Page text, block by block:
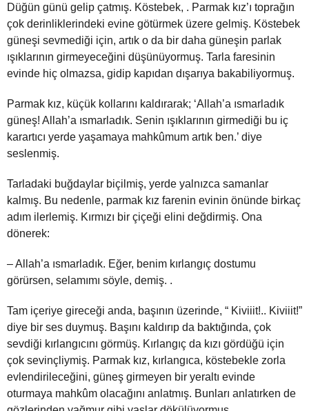
Düğün günü gelip çatmış. Köstebek, . Parmak kız’ı toprağın
çok derinliklerindeki evine götürmek üzere gelmiş. Köstebek
güneşi sevmediği için, artık o da bir daha güneşin parlak
ışıklarının girmeyeceğini düşünüyormuş. Tarla faresinin
evinde hiç olmazsa, gidip kapıdan dışarıya bakabiliyormuş.
Parmak kız, küçük kollarını kaldırarak; ‘Allah’a ısmarladık
güneş! Allah’a ısmarladık. Senin ışıklarının girmediği bu iç
karartıcı yerde yaşamaya mahkûmum artık ben.’ diye
seslenmiş.
Tarladaki buğdaylar biçilmiş, yerde yalnızca samanlar
kalmış. Bu nedenle, parmak kız farenin evinin önünde birkaç
adım ilerlemiş. Kırmızı bir çiçeği elini değdirmiş. Ona
dönerek:
– Allah’a ısmarladık. Eğer, benim kırlangıç dostumu
görürsen, selamımı söyle, demiş. .
Tam içeriye gireceği anda, başının üzerinde, “ Kiviiit!.. Kiviiit!”
diye bir ses duymuş. Başını kaldırıp da baktığında, çok
sevdiği kırlangıcını görmüş. Kırlangıç da kızı gördüğü için
çok sevinçliymiş. Parmak kız, kırlangıca, köstebekle zorla
evlendirileceğini, güneş girmeyen bir yeraltı evinde
oturmaya mahkûm olacağını anlatmış. Bunları anlatırken de